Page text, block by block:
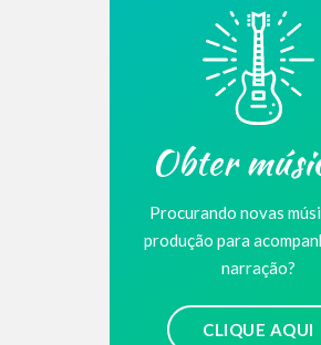
Obter
Procurando novas
produção para
narração?
CLIQUE AQUI